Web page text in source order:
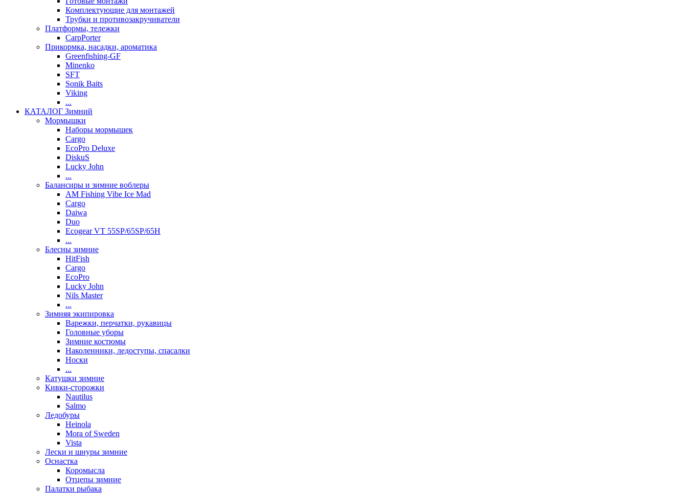
Комплектующие для монтажей
Трубки и противозакручиватели
Платформы, тележки
CarpPorter
Прикормка, насадки, ароматика
Greenfishing-GF
Minenko
SFT
Sonik Baits
Viking
...
КАТАЛОГ Зимний
Мормышки
Наборы мормышек
Cargo
EcoPro Deluxe
DiskuS
Lucky John
...
Балансиры и зимние воблеры
AM Fishing Vibe Ice Mad
Cargo
Daiwa
Duo
Ecogear VT 55SP/65SP/65H
...
Блесны зимние
HitFish
Cargo
EcoPro
Lucky John
Nils Master
...
Зимняя экипировка
Варежки, перчатки, рукавицы
Головные уборы
Зимние костюмы
Наколенники, ледоступы, спасалки
Носки
...
Катушки зимние
Кивки-сторожки
Nautilus
Salmo
Ледобуры
Heinola
Mora of Sweden
Vista
Лески и шнуры зимние
Оснастка
Коромысла
Отцепы зимние
Палатки рыбака